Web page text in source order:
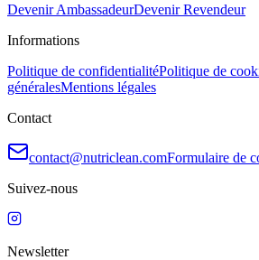
Devenir AmbassadeurDevenir Revendeur
Informations
Politique de confidentialitéPolitique de
généralesMentions légales
Contact
contact@nutriclean.comFormulaire de
Suivez-nous
Newsletter